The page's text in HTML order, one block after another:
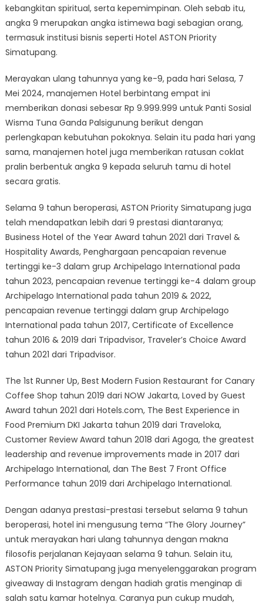
kebangkitan spiritual, serta kepemimpinan. Oleh sebab itu,
angka 9 merupakan angka istimewa bagi sebagian orang,
termasuk institusi bisnis seperti Hotel ASTON Priority
Simatupang.
Merayakan ulang tahunnya yang ke-9, pada hari Selasa, 7
Mei 2024, manajemen Hotel berbintang empat ini
memberikan donasi sebesar Rp 9.999.999 untuk Panti Sosial
Wisma Tuna Ganda Palsigunung berikut dengan
perlengkapan kebutuhan pokoknya. Selain itu pada hari yang
sama, manajemen hotel juga memberikan ratusan coklat
pralin berbentuk angka 9 kepada seluruh tamu di hotel
secara gratis.
Selama 9 tahun beroperasi, ASTON Priority Simatupang juga
telah mendapatkan lebih dari 9 prestasi diantaranya;
Business Hotel of the Year Award tahun 2021 dari Travel &
Hospitality Awards, Penghargaan pencapaian revenue
tertinggi ke-3 dalam grup Archipelago International pada
tahun 2023, pencapaian revenue tertinggi ke-4 dalam group
Archipelago International pada tahun 2019 & 2022,
pencapaian revenue tertinggi dalam grup Archipelago
International pada tahun 2017, Certificate of Excellence
tahun 2016 & 2019 dari Tripadvisor, Traveler’s Choice Award
tahun 2021 dari Tripadvisor.
The 1st Runner Up, Best Modern Fusion Restaurant for Canary
Coffee Shop tahun 2019 dari NOW Jakarta, Loved by Guest
Award tahun 2021 dari Hotels.com, The Best Experience in
Food Premium DKI Jakarta tahun 2019 dari Traveloka,
Customer Review Award tahun 2018 dari Agoga, the greatest
leadership and revenue improvements made in 2017 dari
Archipelago International, dan The Best 7 Front Office
Performance tahun 2019 dari Archipelago International.
Dengan adanya prestasi-prestasi tersebut selama 9 tahun
beroperasi, hotel ini mengusung tema “The Glory Journey”
untuk merayakan hari ulang tahunnya dengan makna
filosofis perjalanan Kejayaan selama 9 tahun. Selain itu,
ASTON Priority Simatupang juga menyelenggarakan program
giveaway di Instagram dengan hadiah gratis menginap di
salah satu kamar hotelnya. Caranya pun cukup mudah,